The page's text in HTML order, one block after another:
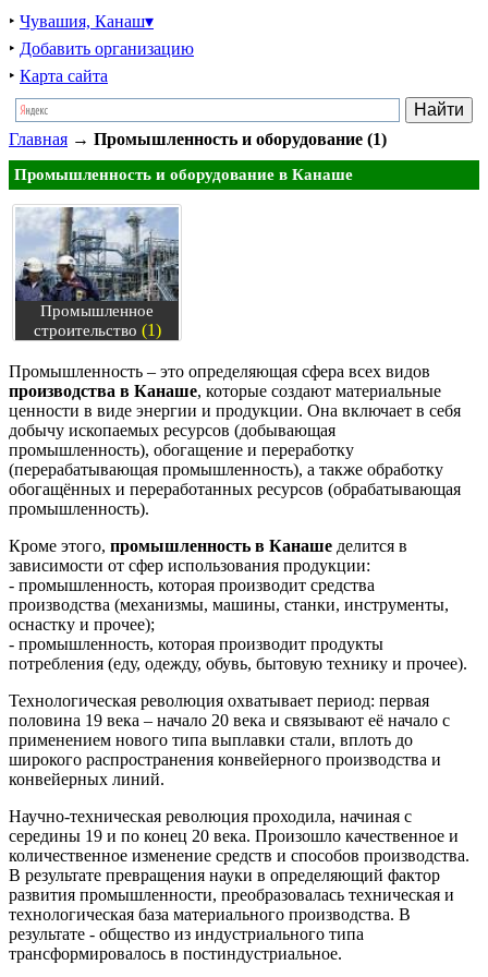
‣ Чувашия, Канаш▾
‣ Добавить организацию
‣ Карта сайта
Главная → Промышленность и оборудование (1)
Промышленность и оборудование в Канаше
Промышленное
строительство (1)
Промышленность – это определяющая сфера всех видов
производства в Канаше, которые создают материальные
ценности в виде энергии и продукции. Она включает в себя
добычу ископаемых ресурсов (добывающая
промышленность), обогащение и переработку
(перерабатывающая промышленность), а также обработку
обогащённых и переработанных ресурсов (обрабатывающая
промышленность).
Кроме этого, промышленность в Канаше делится в
зависимости от сфер использования продукции:
- промышленность, которая производит средства
производства (механизмы, машины, станки, инструменты,
оснастку и прочее);
- промышленность, которая производит продукты
потребления (еду, одежду, обувь, бытовую технику и прочее).
Технологическая революция охватывает период: первая
половина 19 века – начало 20 века и связывают её начало с
применением нового типа выплавки стали, вплоть до
широкого распространения конвейерного производства и
конвейерных линий.
Научно-техническая революция проходила, начиная с
середины 19 и по конец 20 века. Произошло качественное и
количественное изменение средств и способов производства.
В результате превращения науки в определяющий фактор
развития промышленности, преобразовалась техническая и
технологическая база материального производства. В
результате - общество из индустриального типа
трансформировалось в постиндустриальное.